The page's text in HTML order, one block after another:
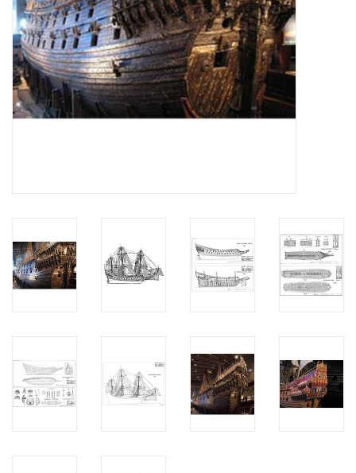
NEUE ZEITSCHRIFTEN
ABONNEMENT DER
MODELLBAUER
Baubeschreibungen